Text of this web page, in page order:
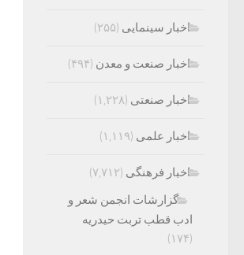
اخبار سینمایی (۲۵۵)
اخبار صنعت و معدن (۴۹۴)
اخبار صنعتی (۱,۲۲۸)
اخبار علمی (۱,۱۱۹)
اخبار فرهنگی (۷,۷۱۲)
گزارشات انجمن شعر و
ادب قطب تربت حیدریه
(۱۷۴)